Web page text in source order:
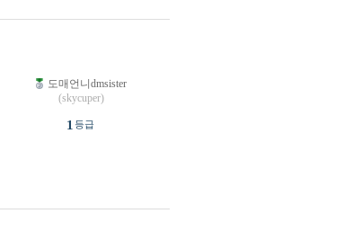
도매언니dmsister
(skycuper)
1 등급